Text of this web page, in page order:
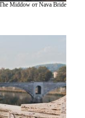
Middow от Nava Bride